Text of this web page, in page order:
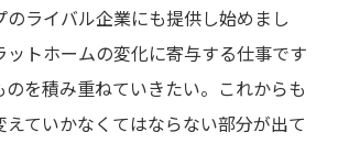
のライバル企業にも提供し始めまし
ットホームの変化に寄与する仕事です
のを積み重ねていきたい。これからも
えていかなくてはならない部分が出て